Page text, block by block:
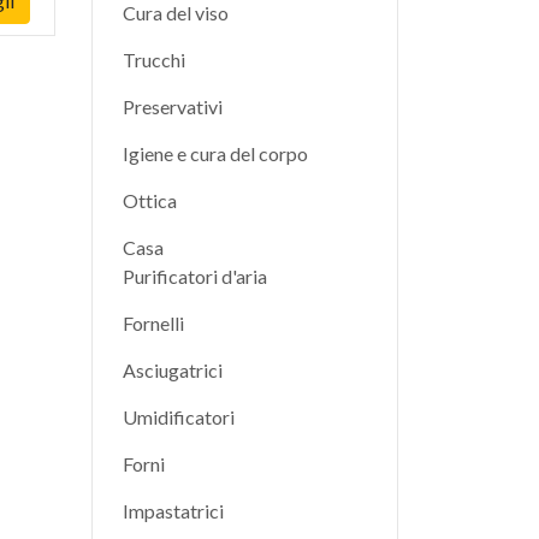
Cura del viso
Trucchi
Preservativi
Igiene e cura del corpo
Ottica
Casa
Purificatori d'aria
Fornelli
Asciugatrici
Umidificatori
Forni
Impastatrici